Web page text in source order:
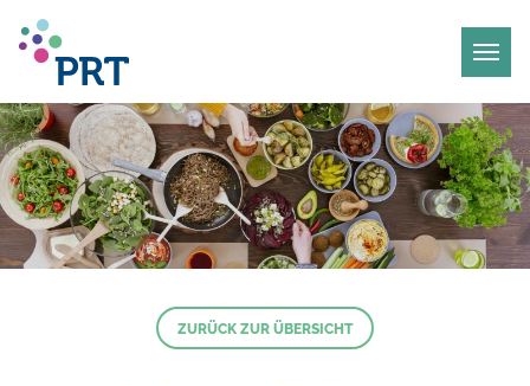
ZURÜCK ZUR ÜBERSICHT